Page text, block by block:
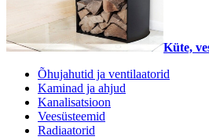
Küte,
Õhujahutid ja ventilaatorid
Kaminad ja ahjud
Kanalisatsioon
Veesüsteemid
Radiaatorid